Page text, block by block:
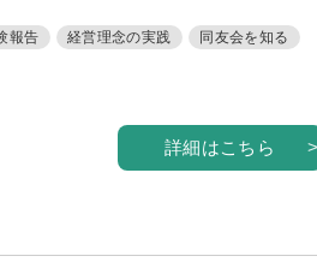
報告 経営理念の実践 同友会を知る
詳細はこちら